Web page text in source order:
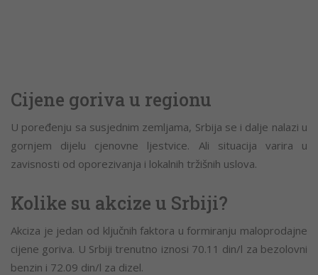
Cijene goriva u regionu
U poređenju sa susjednim zemljama, Srbija se i dalje nalazi u
gornjem dijelu cjenovne ljestvice. Ali situacija varira u
zavisnosti od oporezivanja i lokalnih tržišnih uslova.
Kolike su akcize u Srbiji?
Akciza je jedan od ključnih faktora u formiranju maloprodajne
cijene goriva. U Srbiji trenutno iznosi 70.11 din/l za bezolovni
benzin i 72.09 din/l za dizel.